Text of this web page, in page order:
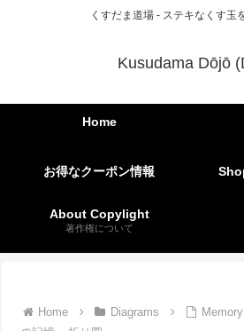
くすだま道場 - ステキなくす玉
Kusudama Dōjō
Home
お得なクーポン情報
About Copylight
著作権について
Home Diagrams